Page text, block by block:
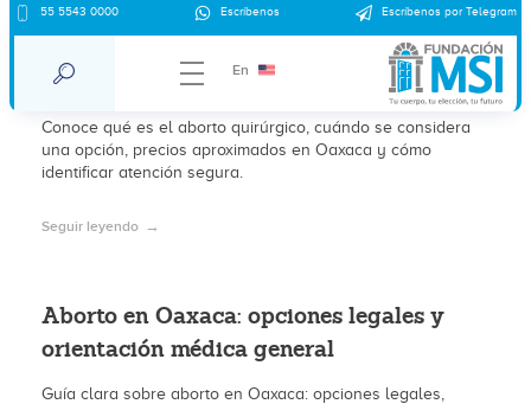
55 5543 0000 Escríbenos Escríbenos por Telegram
En
Aborto quirúrgico en Oaxaca: qué es,
aproximados 2026
Conoce qué es el aborto quirúrgico, cuándo se considera
una opción, precios aproximados en Oaxaca y cómo
identificar atención segura.
Seguir leyendo
Aborto en Oaxaca: opciones legales y
orientación médica general
Guía clara sobre aborto en Oaxaca: opciones legales,